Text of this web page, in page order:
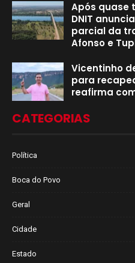
Após quase
DNIT
parcial da
Afonso e
Vicentinho
para
reafirma
CATEGORIAS
Política
Boca do Povo
Geral
Cidade
Estado